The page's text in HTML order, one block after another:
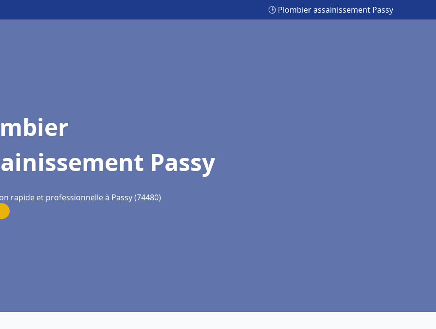
🕒 Plombier assainissement Passy
Passy
rapide et professionnelle à Passy (74480)